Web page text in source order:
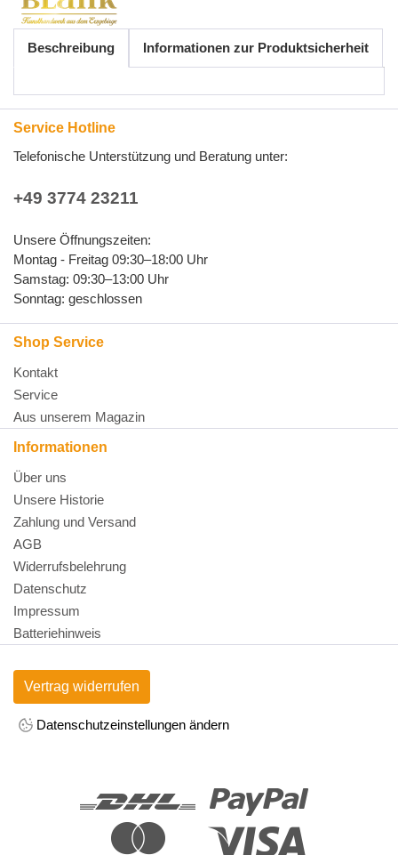
Beschreibung Informationen zur Produktsicherheit
Service Hotline
Telefonische Unterstützung und Beratung unter:
+49 3774 23211
Unsere Öffnungszeiten:
Montag - Freitag 09:30–18:00 Uhr
Samstag: 09:30–13:00 Uhr
Sonntag: geschlossen
Shop Service
Kontakt
Service
Aus unserem Magazin
Informationen
Über uns
Unsere Historie
Zahlung und Versand
AGB
Widerrufsbelehrung
Datenschutz
Impressum
Batteriehinweis
Vertrag widerrufen
Datenschutzeinstellungen ändern